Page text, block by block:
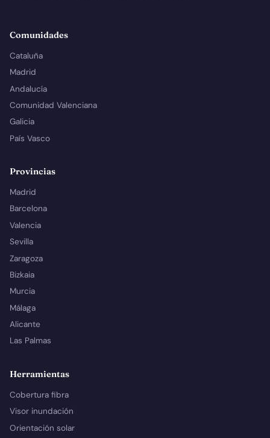
Comunidades
Cataluña
Madrid
Andalucía
Comunidad Valenciana
Galicia
País Vasco
Provincias
Madrid
Barcelona
Valencia
Sevilla
Zaragoza
Bizkaia
Murcia
Málaga
Alicante
Las Palmas
Herramientas
Cobertura fibra
Visor inundación
Orientación solar